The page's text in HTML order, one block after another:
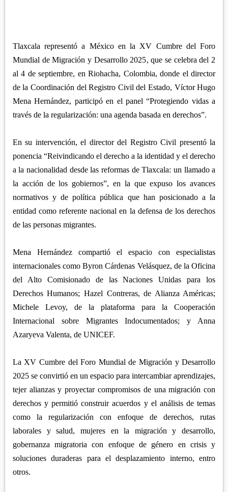
PANOTLA
SAN PABLO DEL MONTE
ZACATELCO
CALPULALPAN
HUEYOTLIPAN
SANCTÓRUM
Tlaxcala representó a México en la XV Cumbre del Foro
Mundial de Migración y Desarrollo 2025, que se celebra del 2
al 4 de septiembre, en Riohacha, Colombia, donde el director
de la Coordinación del Registro Civil del Estado, Víctor Hugo
Mena Hernández, participó en el panel “Protegiendo vidas a
través de la regularización: una agenda basada en derechos”.
En su intervención, el director del Registro Civil presentó la
ponencia “Reivindicando el derecho a la identidad y el derecho
a la nacionalidad desde las reformas de Tlaxcala: un llamado a
la acción de los gobiernos”, en la que expuso los avances
normativos y de política pública que han posicionado a la
entidad como referente nacional en la defensa de los derechos
de las personas migrantes.
Mena Hernández compartió el espacio con especialistas
internacionales como Byron Cárdenas Velásquez, de la Oficina
del Alto Comisionado de las Naciones Unidas para los
Derechos Humanos; Hazel Contreras, de Alianza Américas;
Michele Levoy, de la plataforma para la Cooperación
Internacional sobre Migrantes Indocumentados; y Anna
Azaryeva Valenta, de UNICEF.
La XV Cumbre del Foro Mundial de Migración y Desarrollo
2025 se convirtió en un espacio para intercambiar aprendizajes,
tejer alianzas y proyectar compromisos de una migración con
derechos y permitió construir acuerdos y el análisis de temas
como la regularización con enfoque de derechos, rutas
laborales y salud, mujeres en la migración y desarrollo,
gobernanza migratoria con enfoque de género en crisis y
soluciones duraderas para el desplazamiento interno, entro
otros.